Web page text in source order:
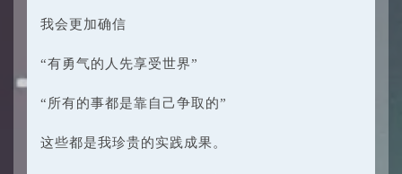
我会更加确信
“有勇气的人先享受世界”
“所有的事都是靠自己争取的”
这些都是我珍贵的实践成果。